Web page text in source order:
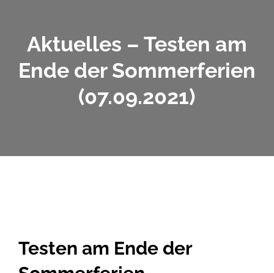
Aktuelles – Testen am
Ende der Sommerferien
(07.09.2021)
Testen am Ende der